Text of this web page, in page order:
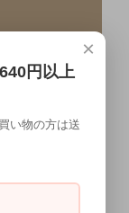
×
円以上
い物の方は送